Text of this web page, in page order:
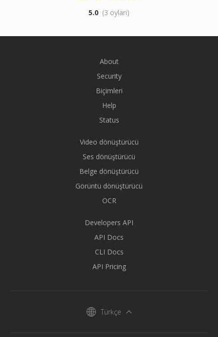
5.0 (3 oyları)
About
Security
Biçimleri
Help
Status
Video dönüştürücü
Ses dönüştürücü
Belge dönüştürücü
Görüntü dönüştürücü
OCR
Developers API
API Docs
CLI Docs
API Pricing
Türkçe